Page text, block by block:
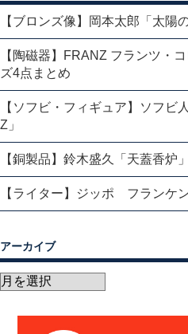
【ブロンズ像】岡本太郎「太陽
【陶磁器】FRANZ フランツ・
ズ4点まとめ
【ソフビ・フィギュア】ソフ
Z」
【銅製品】鈴木盛久「天蓋香炉」
【ライター】ジッポ フランケ
アーカイブ